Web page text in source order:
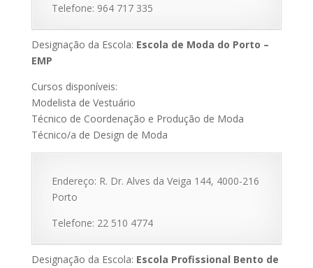
Telefone: 964 717 335
Designação da Escola: Escola de Moda do Porto –
EMP
Cursos disponíveis:
Modelista de Vestuário
Técnico de Coordenação e Produção de Moda
Técnico/a de Design de Moda
Endereço: R. Dr. Alves da Veiga 144, 4000-216
Porto
Telefone: 22 510 4774
Designação da Escola: Escola Profissional Bento de